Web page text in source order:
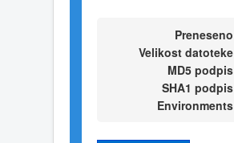
Preneseno
Velikost datoteke
MD5 podpis
SHA1 podpis
Environments